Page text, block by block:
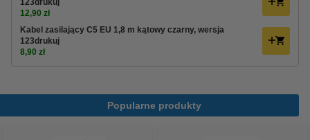
123drukuj
12,90 zł
Kabel zasilający C5 EU 1,8 m kątowy czarny, wersja
123drukuj
8,90 zł
Popularne produkty